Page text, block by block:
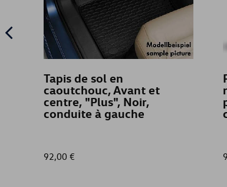
Tapis de sol en
caoutchouc, Avant et
centre, "Plus", Noir,
conduite à gauche
92,00 €